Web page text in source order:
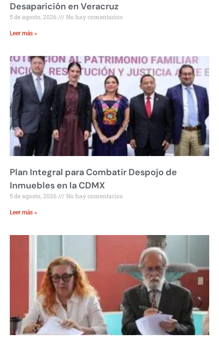
Desaparición en Veracruz
5 de agosto, 2026 No hay comentarios
Leer más »
Plan Integral para Combatir Despojo de
Inmuebles en la CDMX
5 de agosto, 2026 No hay comentarios
Leer más »